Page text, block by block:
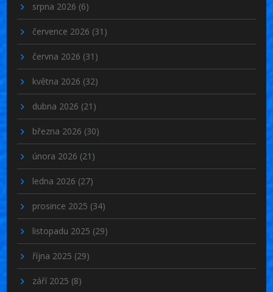
srpna 2026 (6)
července 2026 (31)
června 2026 (31)
května 2026 (32)
dubna 2026 (21)
března 2026 (30)
února 2026 (21)
ledna 2026 (27)
prosince 2025 (34)
listopadu 2025 (29)
října 2025 (29)
září 2025 (8)